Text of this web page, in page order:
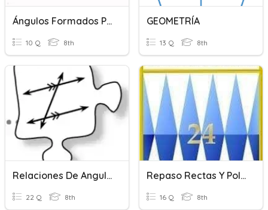
Ángulos Formados Por Dos Rectas Paralelas Y Secantes 8A
10 Q 8th
GEOMETRÍA
13 Q 8th
Relaciones De Angulos Entre Rectas Paralelas
22 Q 8th
Repaso Rectas Y Polígonos
16 Q 8th